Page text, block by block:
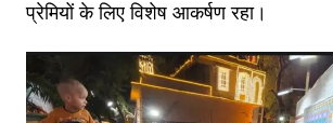
प्रेमियों के लिए विशेष आकर्षण रहा।